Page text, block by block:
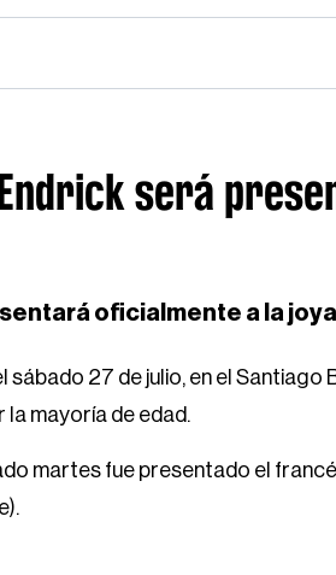
será
oficialmente a la
27 de julio, en el Santiago
la mayoría de edad.
martes fue presentado el